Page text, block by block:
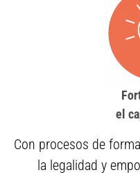
el
Con procesos de
la legalidad y